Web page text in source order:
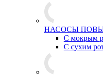
НАСОСЫ
С мокрым
С сухим